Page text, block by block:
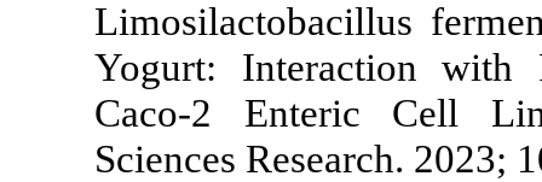
Yogurt:
Caco-2
Sciences